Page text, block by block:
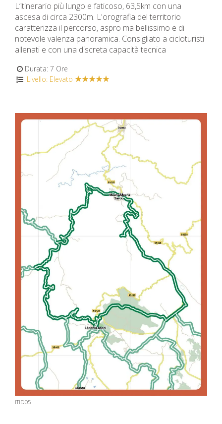
L’itinerario più lungo e faticoso, 63,5km con una
ascesa di circa 2300m. L'orografia del territorio
caratterizza il percorso, aspro ma bellissimo e di
notevole valenza panoramica. Consigliato a cicloturisti
allenati e con una discreta capacità tecnica
Durata: 7 Ore
Livello: Elevato
ITID05